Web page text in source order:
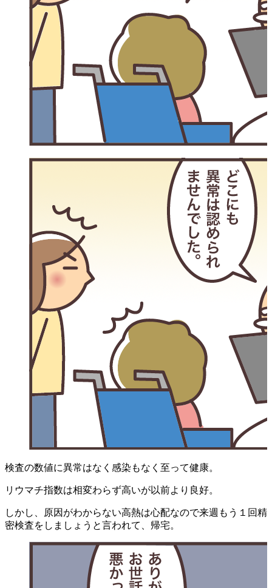
検査の数値に異常はなく感染もなく至って健康。
リウマチ指数は相変わらず高いが以前より良好。
しかし、原因がわからない高熱は心配なので来週もう１回精
密検査をしましょうと言われて、帰宅。